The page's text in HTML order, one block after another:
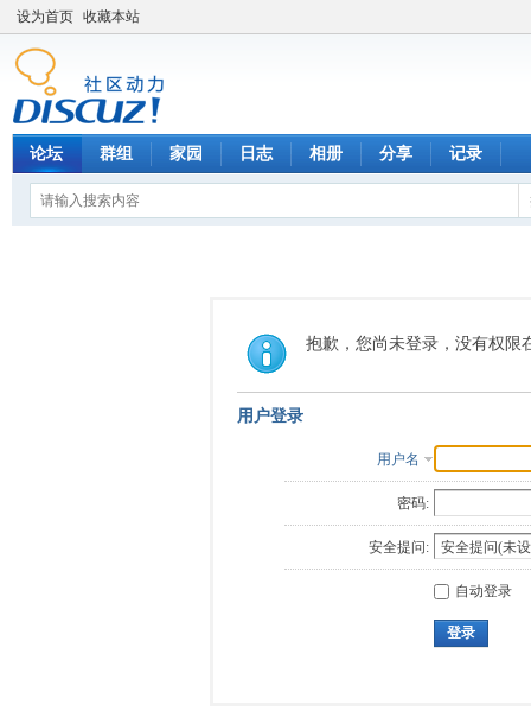
设为首页 收藏本站
论坛 群组 家园 日志 相册 分享 记录
抱歉，您尚未登录，没有权限
用户登录
用户名
密码:
安全提问:
自动登录
登录